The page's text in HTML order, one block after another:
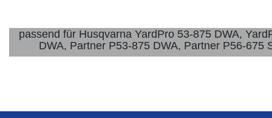
passend für Husqvarna YardPro 53-875 DWA,
DWA, Partner P53-875 DWA, Partner P56-675